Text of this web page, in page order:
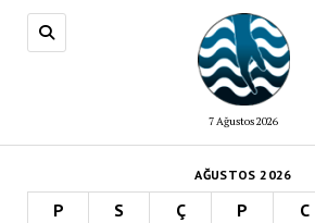
7 Ağustos 2026
AĞUSTOS 2026
P S Ç P C